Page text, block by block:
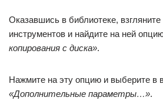
Оказавшись в библиотеке,
инструментов и найдите на ней
копирования с диска».
Нажмите на эту опцию и выберите в
«Дополнительные параметры…».